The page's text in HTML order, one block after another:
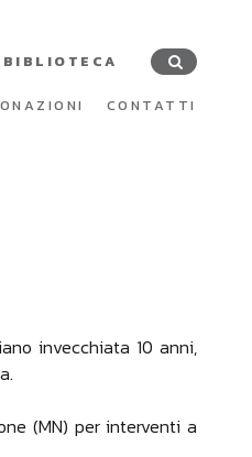
BIBLIOTECA
CONTATTI
invecchiata 10 anni,
(MN) per interventi a